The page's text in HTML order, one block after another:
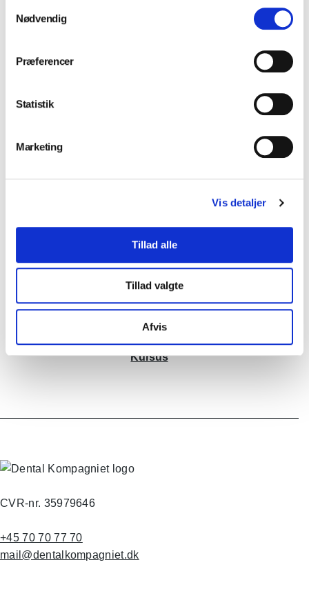
Nødvendig
Præferencer
Statistik
Marketing
Vis detaljer
Tillad alle
Tillad valgte
Afvis
Værksted
Kursus
CVR-nr. 35979646
+45 70 70 77 70
mail@dentalkompagniet.dk